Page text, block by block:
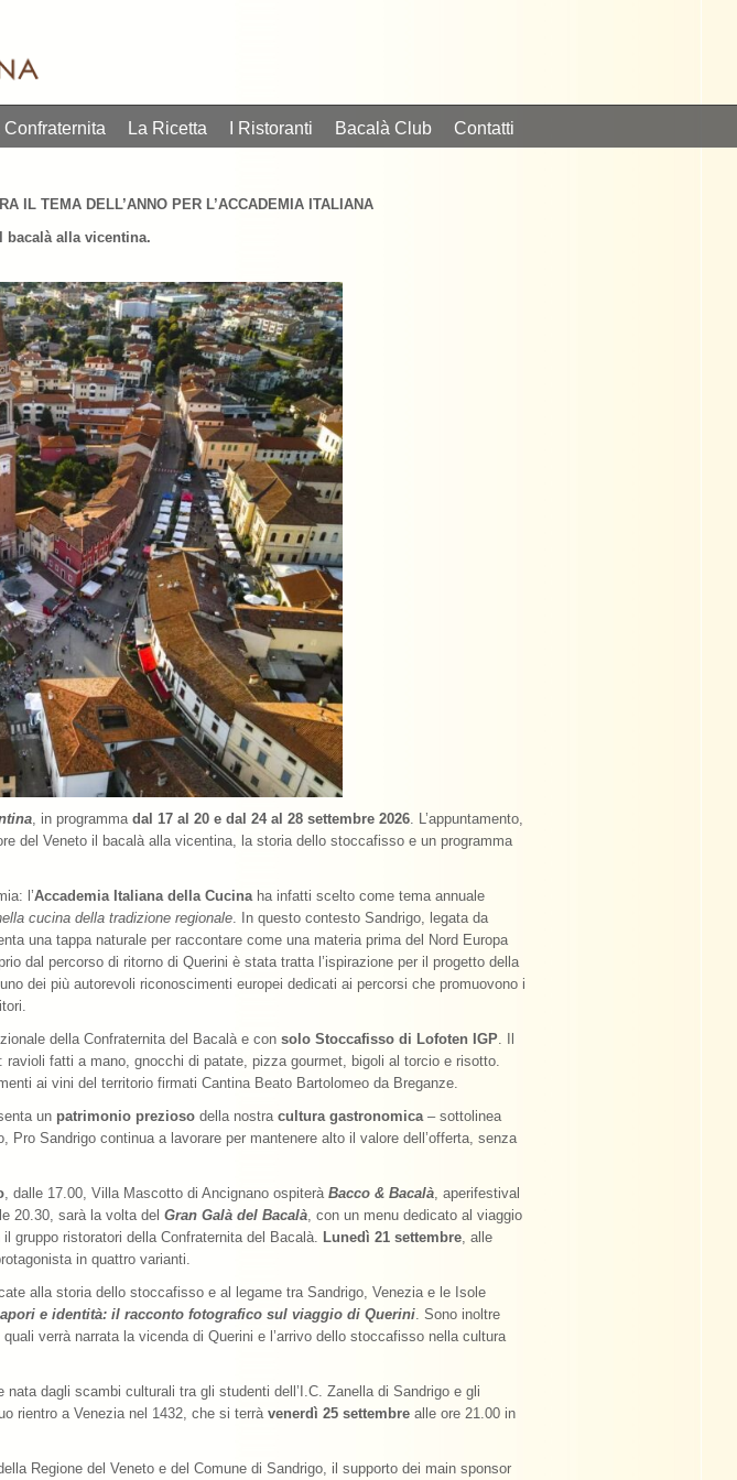
Confraternita La Ricetta I Ristoranti Bacalà Club Contatti
IL TEMA DELL’ANNO PER L’ACCADEMIA ITALIANA
bacalà alla vicentina.
, in programma dal 17 al 20 e dal 24 al 28 settembre 2026 . L’appuntamento,
del Veneto il bacalà alla vicentina, la storia dello stoccafisso e un programma
l’Accademia Italiana della Cucina ha infatti scelto come tema annuale
cucina della tradizione regionale . In questo contesto Sandrigo, legata da
una tappa naturale per raccontare come una materia prima del Nord Europa
dal percorso di ritorno di Querini è stata tratta l’ispirazione per il progetto della
dei più autorevoli riconoscimenti europei dedicati ai percorsi che promuovono i
della Confraternita del Bacalà e con solo Stoccafisso di Lofoten IGP
fatti a mano, gnocchi di patate, pizza gourmet, bigoli al torcio e risotto.
ai vini del territorio firmati Cantina Beato Bartolomeo da Breganze.
un patrimonio prezioso della nostra cultura gastronomica – sottolinea
Pro Sandrigo continua a lavorare per mantenere alto il valore dell’offerta, senza
, dalle 17.00, Villa Mascotto di Ancignano ospiterà Bacco & Bacalà , aperifestival
20.30, sarà la volta del Gran Galà del Bacalà , con un menu dedicato al viaggio
gruppo ristoratori della Confraternita del Bacalà.
Lunedì 21 settembre , alle
in quattro varianti.
alla storia dello stoccafisso e al legame tra Sandrigo, Venezia e le Isole
e identità: il racconto fotografico sul viaggio di Querini . Sono inoltre
verrà narrata la vicenda di Querini e l’arrivo dello stoccafisso nella cultura
nata dagli scambi culturali tra gli studenti dell’I.C. Zanella di Sandrigo e gli
rientro a Venezia nel 1432, che si terrà venerdì 25 settembre alle ore 21.00 in
Regione del Veneto e del Comune di Sandrigo, il supporto dei main sponsor